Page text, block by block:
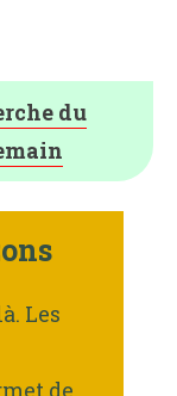
du
Les
de